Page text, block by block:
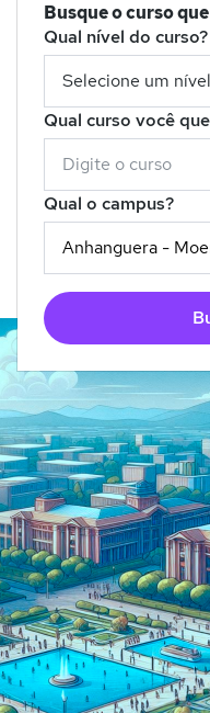
Busque o curso
Qual nível do curso?
Qual curso você
Qual o campus?